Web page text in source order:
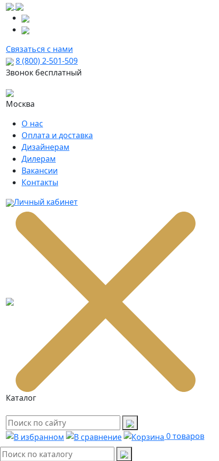
Связаться с нами
8 (800) 2-501-509
Звонок бесплатный
Москва
О нас
Оплата и доставка
Дизайнерам
Дилерам
Вакансии
Контакты
Личный кабинет
Каталог
0товаров